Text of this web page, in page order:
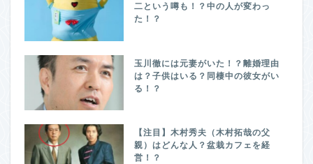
二という噂も！？中の人が変わっ
た！？
玉川徹には元妻がいた！？離婚理由
は？子供はいる？同棲中の彼女がい
る！？
【注目】木村秀夫（木村拓哉の父
親）はどんな人？盆栽カフェを経
営！？